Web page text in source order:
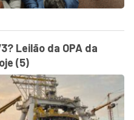
Leilão da OPA da
(5)